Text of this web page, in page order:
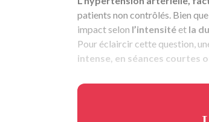
patients non contrôlés. Bien que
impact selon l’intensitéet la
Pour éclaircir cette question,
intense, en séances courtes